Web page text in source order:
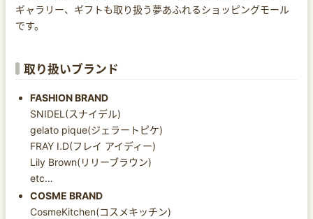
ギャラリー、ギフトも取り扱う夢あふれるショッピングモール
です。
取り扱いブランド
FASHION BRAND
SNIDEL(スナイデル)
gelato pique(ジェラートピケ)
FRAY I.D(フレイ アイディー)
Lily Brown(リリーブラウン)
etc…
COSME BRAND
CosmeKitchen(コスメキッチン)